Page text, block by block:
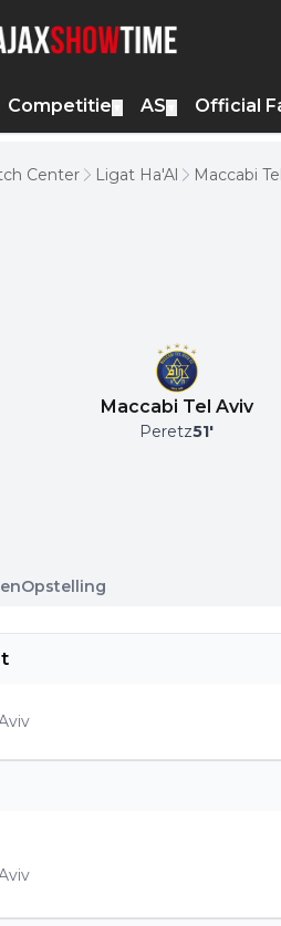
Competitie AS Official
Center Ligat Ha'Al Maccabi
Maccabi Tel Aviv
Peretz51'
Opstelling